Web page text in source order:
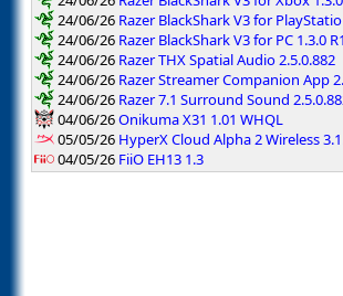
24/06/26 Razer BlackShark V3 for
24/06/26 Razer BlackShark V3 for PC 1.3.0
24/06/26 Razer THX Spatial Audio 2.5.0.882
24/06/26 Razer Streamer Companion App
24/06/26 Razer 7.1 Surround Sound
04/06/26Onikuma X31 1.01 WHQL
05/05/26 HyperX Cloud Alpha 2 Wireless
04/05/26 FiiO EH13 1.3